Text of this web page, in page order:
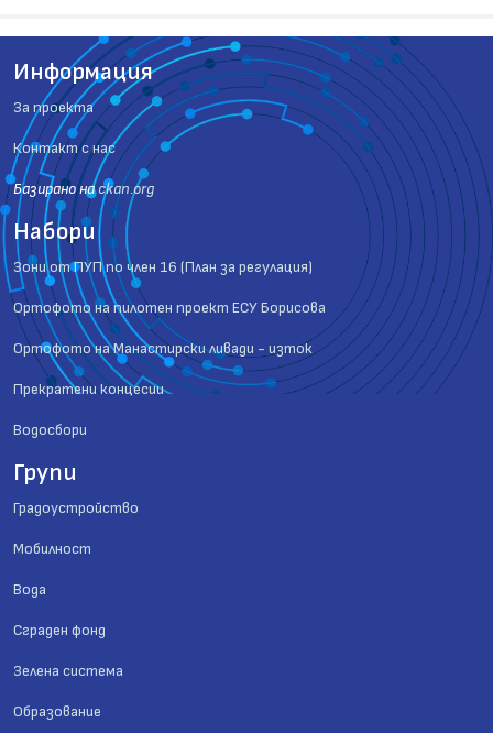
Информация
За проекта
Контакт с нас
Базиранo наckan.org
Набори
Зони от ПУП по член 16 (План за регулация)
Ортофото на пилотен проект ЕСУ Борисова
Ортофото на Манастирски ливади - изток
Прекратени концесии
Водосбори
Групи
Градоустройство
Мобилност
Вода
Сграден фонд
Зелена система
Образование